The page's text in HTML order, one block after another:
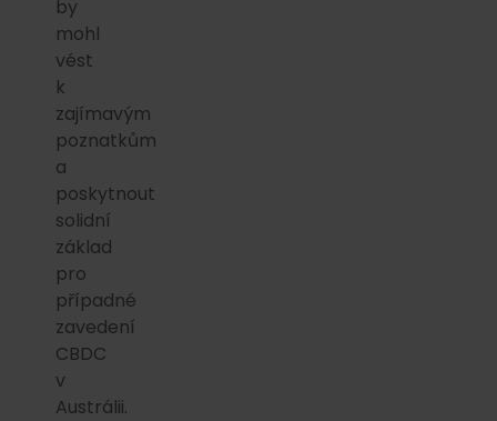
by
mohl
vést
k
zajímavým
poznatkům
a
poskytnout
solidní
základ
pro
případné
zavedení
CBDC
v
Austrálii.